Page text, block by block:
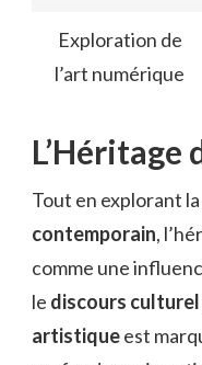
Exploration de
l’art numérique
L’Héritage
Tout en explorant
contemporain,
comme une
le discours culturel
artistiqueest